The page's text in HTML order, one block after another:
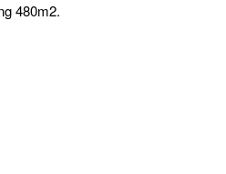
480m2.